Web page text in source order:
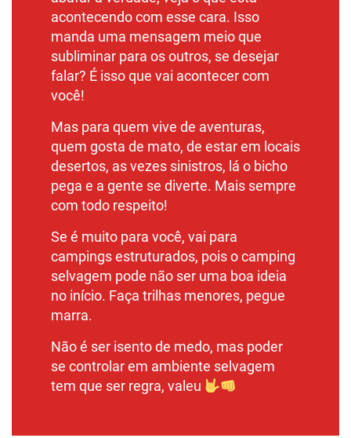
acontecendo com esse cara. Isso
manda uma mensagem meio que
subliminar para os outros, se desejar
falar? É isso que vai acontecer com
você!
Mas para quem vive de aventuras,
quem gosta de mato, de estar em locais
desertos, as vezes sinistros, lá o bicho
pega e a gente se diverte. Mais sempre
com todo respeito!
Se é muito para você, vai para
campings estruturados, pois o camping
selvagem pode não ser uma boa ideia
no início. Faça trilhas menores, pegue
marra.
Não é ser isento de medo, mas poder
se controlar em ambiente selvagem
tem que ser regra, valeu